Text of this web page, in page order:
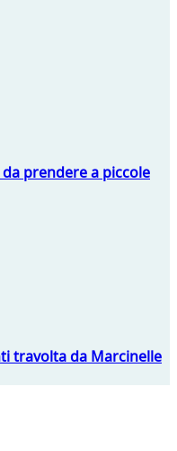
prendere a piccole
travolta da Marcinelle